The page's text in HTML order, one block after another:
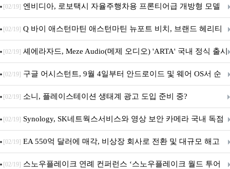
이트
[02/19] 엔비디아, 로보택시 자율주행차용 프론티어급 개방형 모델
‘알파마요 2 슈퍼’ 상업적 이용 가능
[02/19] Q 바이 애스턴마틴 애스턴마틴 뉴포트 비치, 브랜드 헤리티
지 담은 ‘헤리티지 에디션 컬렉션’ 공개
[02/19] 셰에라자드, Meze Audio(메제 오디오) 'ARTA' 국내 정식 출시
[02/19] 구글 어시스턴트, 9월 4일부터 안드로이드 및 웨어 OS서 순
차 서비스 종료
[02/19] 소니, 플레이스테이션 생태계 광고 도입 준비 중?
[02/19] Synology, SK네트웍스서비스와 영상 보안 카메라 국내 독점
판매 파트너십 체결
[02/19] EA 550억 달러에 매각, 비상장 회사로 전환 및 대규모 해고
전망
[02/19] 스노우플레이크 연례 컨퍼런스 ‘스노우플레이크 월드 투어